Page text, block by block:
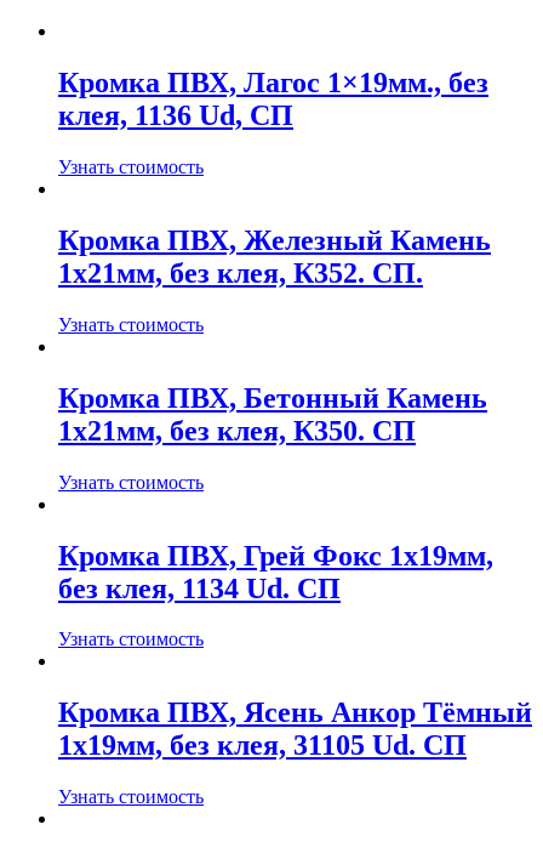
Кромка ПВХ, Лагос 1×19мм., без
клея, 1136 Ud, СП
Узнать стоимость
Кромка ПВХ, Железный Камень
1х21мм, без клея, К352. СП.
Узнать стоимость
Кромка ПВХ, Бетонный Камень
1х21мм, без клея, К350. СП
Узнать стоимость
Кромка ПВХ, Грей Фокс 1х19мм,
без клея, 1134 Ud. СП
Узнать стоимость
Кромка ПВХ, Ясень Анкор Тёмный
1х19мм, без клея, 31105 Ud. СП
Узнать стоимость